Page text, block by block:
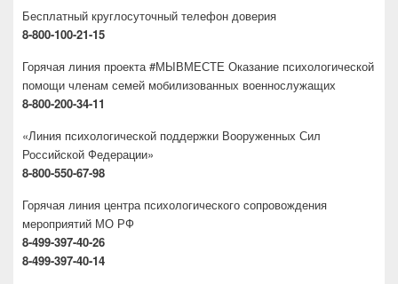
Бесплатный круглосуточный телефон доверия
8-800-100-21-15
Горячая линия проекта #МЫВМЕСТЕ Оказание психологической
помощи членам семей мобилизованных военнослужащих
8-800-200-34-11
«Линия психологической поддержки Вооруженных Сил
Российской Федерации»
8-800-550-67-98
Горячая линия центра психологического сопровождения
мероприятий МО РФ
8-499-397-40-26
8-499-397-40-14